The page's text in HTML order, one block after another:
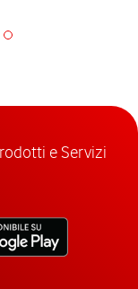
e Servizi